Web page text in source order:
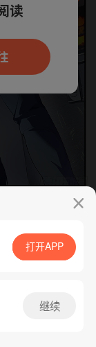
App免费看
费看
打开APP
继续
新用
读